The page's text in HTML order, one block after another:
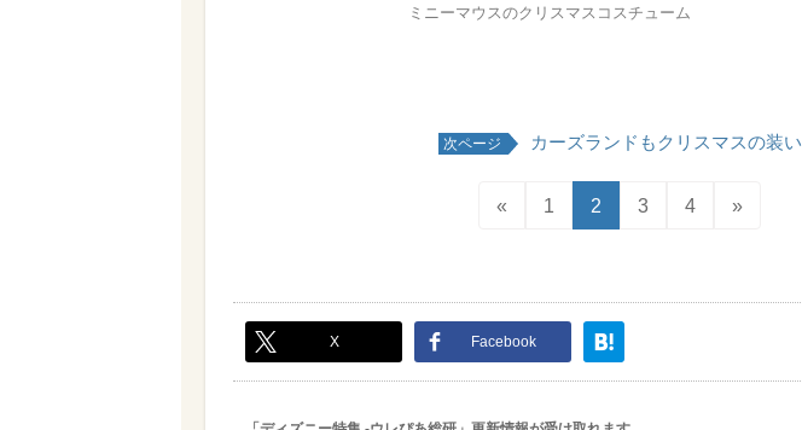
ミニーマウスのクリスマスコスチューム
次ページ カーズランドもクリスマスの装い
« 1 2 3 4 »
X Facebook